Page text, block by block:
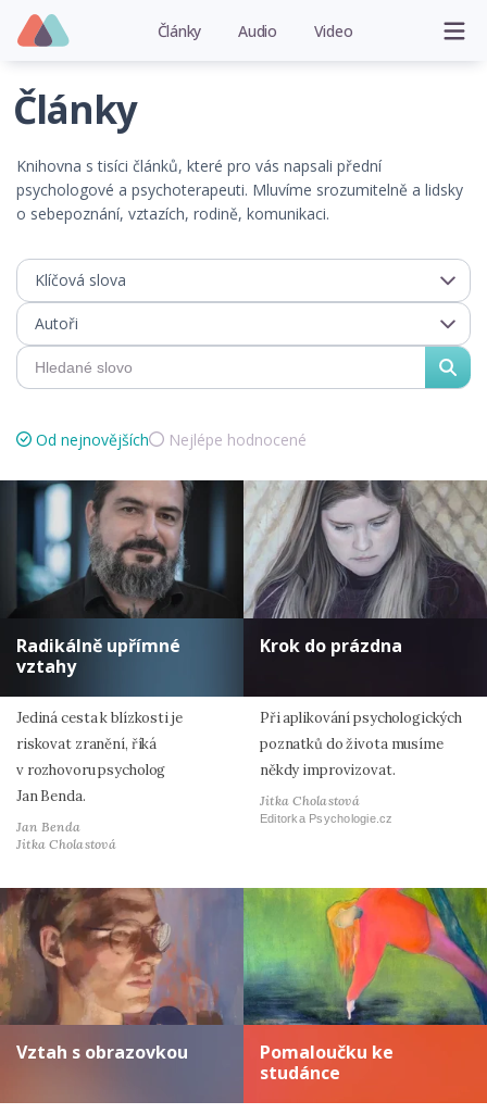
Články Audio Video
Články
Knihovna s tisíci článků, které pro vás napsali přední
psychologové a psychoterapeuti. Mluvíme srozumitelně a lidsky
o sebepoznání, vztazích, rodině, komunikaci.
Klíčová slova
Autoři
Od nejnovějších Nejlépe hodnocené
Radikálně upřímné
vztahy
Jediná cesta k blízkosti je
riskovat zranění, říká
v rozhovoru psycholog
Jan Benda.
Jan Benda
Jitka Cholastová
Krok do prázdna
Při aplikování psychologických
poznatků do života musíme
někdy improvizovat.
Jitka Cholastová
Editorka Psychologie.cz
Vztah s obrazovkou
Pomaloučku ke
studánce